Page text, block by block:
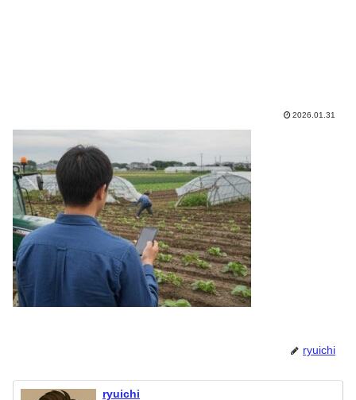
2026.01.31
ryuichi
ryuichi